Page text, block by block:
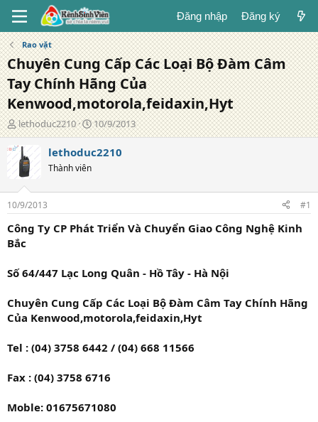
Đăng nhập Đăng ký
Rao vặt
Chuyên Cung Cấp Các Loại Bộ Đàm Câm
Tay Chính Hãng Của
Kenwood,motorola,feidaxin,Hyt
T
á
c
g
i
ả
lethoduc2210
N
g
à
g
10/9/2013
lethoduc2210
Thành viên
10/9/2013 #1
Công Ty CP Phát Triển Và Chuyển Giao Công Nghệ Kinh
Bắc
Số 64/447 Lạc Long Quân - Hồ Tây - Hà Nội
Chuyên Cung Cấp Các Loại Bộ Đàm Câm Tay Chính Hãng
Của Kenwood,motorola,feidaxin,Hyt
Tel : (04) 3758 6442 / (04) 668 11566
Fax : (04) 3758 6716
Moble: 01675671080